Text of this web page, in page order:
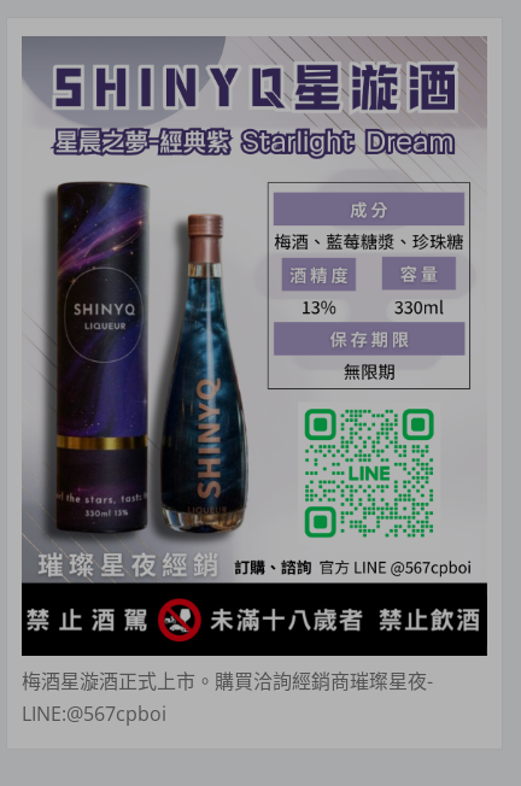
梅酒星漩酒正式上市。購買洽詢經銷商璀璨星夜-
LINE:@567cpboi